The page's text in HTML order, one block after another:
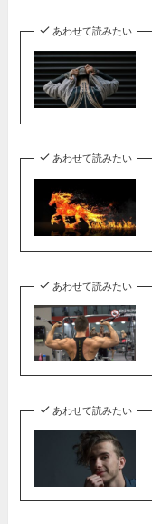
あわせて読みたい
あわせて読みたい
あわせて読みたい
あわせて読みたい